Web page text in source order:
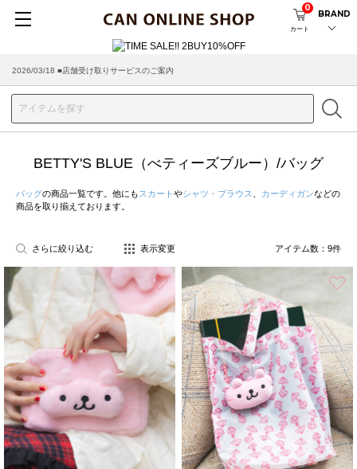
カート
0
BRAND
2026/03/18 ■店舗受け取りサービスのご案内
BETTY'S BLUE（べティーズブルー）/バッグ
バッグの商品一覧です。他にも スカート やシャツ・ブラウス カーディガンなどの
商品を取り揃えております。
さらに絞り込む 表示変更 アイテム数： 9件
お気に入り